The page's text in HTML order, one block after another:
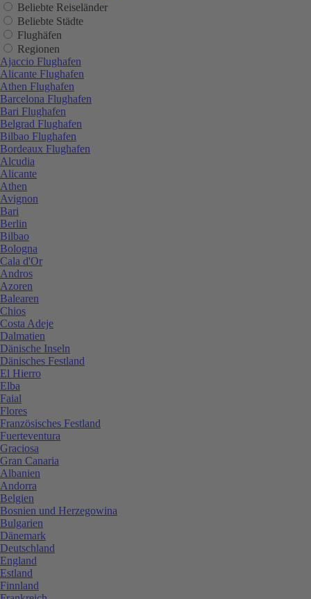
Beliebte Reiseländer
Beliebte Städte
Flughäfen
Regionen
Ajaccio Flughafen
Alicante Flughafen
Athen Flughafen
Barcelona Flughafen
Bari Flughafen
Belgrad Flughafen
Bilbao Flughafen
Bordeaux Flughafen
Alcudia
Alicante
Athen
Avignon
Bari
Berlin
Bilbao
Bologna
Cala d'Or
Andros
Azoren
Balearen
Chios
Costa Adeje
Dalmatien
Dänische Inseln
Dänisches Festland
El Hierro
Elba
Faial
Flores
Französisches Festland
Fuerteventura
Graciosa
Gran Canaria
Albanien
Andorra
Belgien
Bosnien und Herzegowina
Bulgarien
Dänemark
Deutschland
England
Estland
Finnland